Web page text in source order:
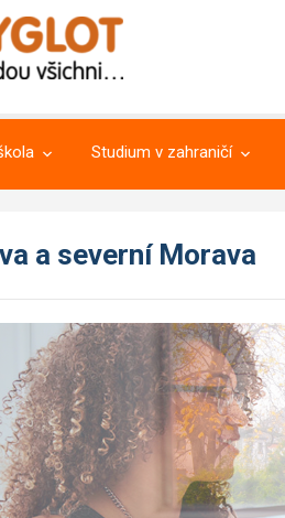
Studium v zahraničí
a severní Morava